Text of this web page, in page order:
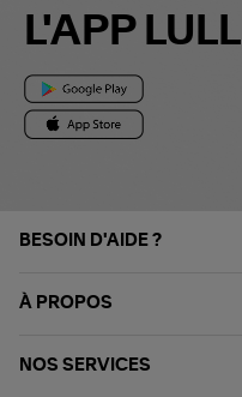
L'APP LULLI
BESOIN D'AIDE ?
À PROPOS
NOS SERVICES